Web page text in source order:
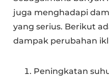
juga menghadapi
yang serius. Berikut
dampak perubahan
Peningkatan